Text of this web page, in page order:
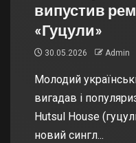
випустив
«Гуцули»
30.05.2026 Admin
Молодий
вигадав і
Hutsul House
новий сингл...